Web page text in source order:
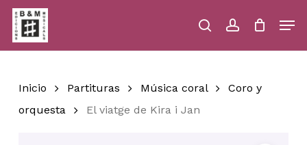
Skip
main
content
searchaccount
Close
Inicio Partituras Música coral
Coro y
orquesta
El viatge de Kira i Jan
Menu